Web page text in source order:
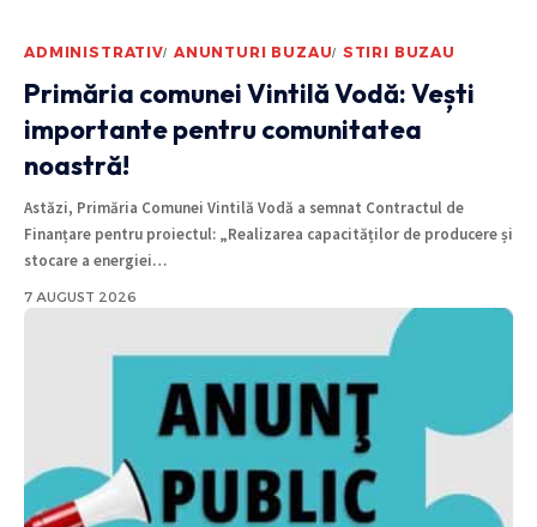
ADMINISTRATIV ANUNTURI BUZAU STIRI BUZAU
Primăria comunei Vintilă Vodă: Vești
importante pentru comunitatea
noastră!
Astăzi, Primăria Comunei Vintilă Vodă a semnat Contractul de
Finanțare pentru proiectul: „Realizarea capacităților de producere și
stocare a energiei…
7 AUGUST 2026